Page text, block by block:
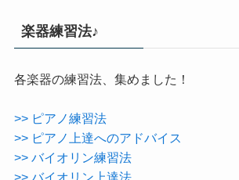
楽器練習法♪
各楽器の練習法、集めました！
>> ピアノ練習法